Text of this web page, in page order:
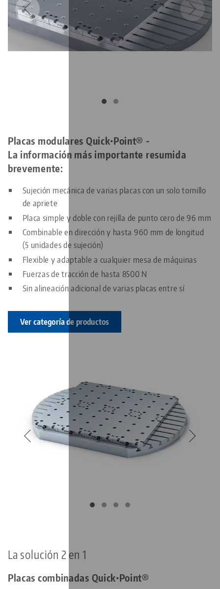
Placas modulares Quick•Point® -
La información más importante resumida
brevemente:
Sujeción mecánica de varias placas con un solo tornillo
de apriete
Placa simple y doble con rejilla de punto cero de 96 mm
Combinable en dirección y hasta 960 mm de longitud
(5 unidades de sujeción)
Flexible y adaptable a cualquier mesa de máquinas
Fuerzas de tracción de hasta 8500 N
Sin alineación adicional de varias placas entre sí
Ver categoría de productos
La solución 2 en 1
Placas combinadas Quick•Point®